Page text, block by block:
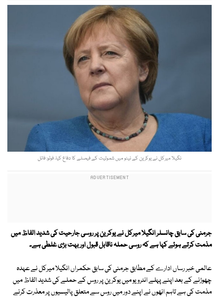
نگیلا میرکل نے یوکرین کے نیٹو میں شمولیت کے فیصلے کا دفاع کیا، فوٹو: فائل
جرمنی کی سابق چانسلر انگیلا میرکل نے یوکرین پر روسی جارحیت کی شدید الفاظ میں
مذمت کرتے ہوئے کہا ہے کہ روسی حملہ ناقابل قبول اور بہت بڑی غلطی ہے۔
عالمی خبر رساں ادارے کے مطابق جرمنی کی سابق حکمراں انگیلا میرکل نے عہدہ
چھوڑنے کے بعد اپنے پہلے انٹرویو میں یوکرین پر روس کے حملے کی شدید الفاظ میں
مذمت کی ہے تاہم انھوں نے اپنے دور میں روس سے متعلق پالیسیوں پر معذرت کرنے